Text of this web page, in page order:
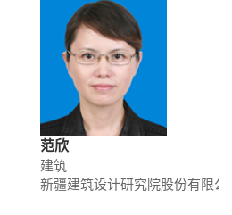
范欣
建筑
新疆建筑设计研究院股份有限公